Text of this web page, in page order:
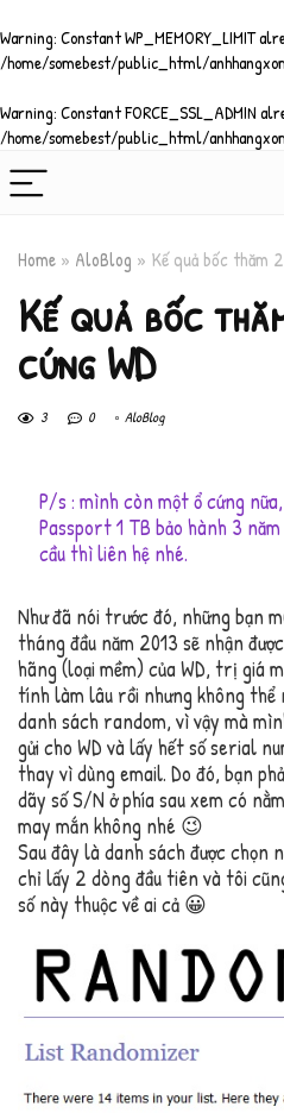
Warning: Constant WP_MEMORY_LIMIT
/home/somebest/public_html/
Warning: Constant FORCE_SSL_ADMIN
/home/somebest/public_html/
Home » AloBlog » Kế quả bốc thăm
Kế quả bốc
cứng WD
3 0 AloBlog
P/s : mình còn một ổ cứng
Passport 1 TB bảo hành 3
cầu thì liên hệ nhé.
Như đã nói trước đó, những bạn
tháng đầu năm 2013 sẽ nhận
hãng (loại mềm) của WD, trị giá
tính làm lâu rồi nhưng không thể
danh sách random, vì vậy mà
gửi cho WD và lấy hết số serial
thay vì dùng email. Do đó, bạn
dãy số S/N ở phía sau xem có
may mắn không nhé 😉
Sau đây là danh sách được chọn
chỉ lấy 2 dòng đầu tiên và tôi
số này thuộc về ai cả 😀